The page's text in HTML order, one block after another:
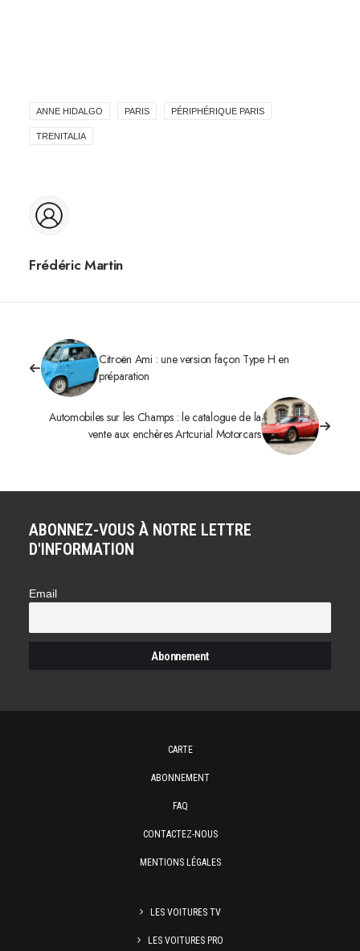
ANNE HIDALGO PARIS PÉRIPHÉRIQUE PARIS
TRENITALIA
Frédéric Martin
Citroën Ami : une version façon Type H en
préparation
Automobiles sur les Champs : le catalogue de la
vente aux enchères Artcurial Motorcars
ABONNEZ-VOUS À NOTRE LETTRE
D'INFORMATION
Email
CARTE
ABONNEMENT
FAQ
CONTACTEZ-NOUS
MENTIONS LÉGALES
LES VOITURES TV
LES VOITURES PRO